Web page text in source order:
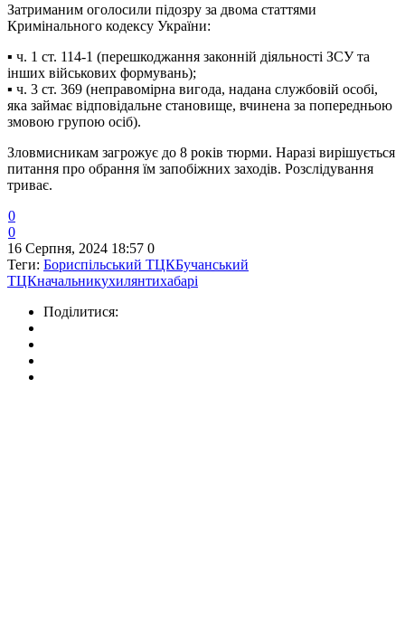
Затриманим оголосили підозру за двома статтями
Кримінального кодексу України:
▪️ ч. 1 ст. 114-1 (перешкоджання законній діяльності ЗСУ та
інших військових формувань);
▪️ ч. 3 ст. 369 (неправомірна вигода, надана службовій особі,
яка займає відповідальне становище, вчинена за попередньою
змовою групою осіб).
Зловмисникам загрожує до 8 років тюрми. Наразі вирішується
питання про обрання їм запобіжних заходів. Розслідування
триває.
0
0
16 Серпня, 2024 18:57 0
Теги: Бориспільський ТЦКБучанський
ТЦКначальникухилянтихабарі
Поділитися: